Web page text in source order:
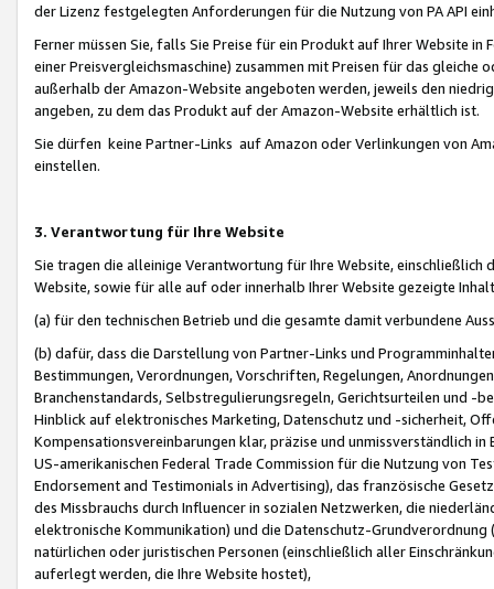
der Lizenz festgelegten Anforderungen für die Nutzung von PA API
Ferner müssen Sie, falls Sie Preise für ein Produkt auf Ihrer Website
einer Preisvergleichsmaschine) zusammen mit Preisen für das
außerhalb der Amazon-Website angeboten werden, jeweils den
angeben, zu dem das Produkt auf der Amazon-Website erhältlich ist.
Sie dürfen keine Partner-Links auf Amazon oder Verlinkungen von
einstellen.
3. Verantwortung für Ihre Website
Sie tragen die alleinige Verantwortung für Ihre Website,
Website, sowie für alle auf oder innerhalb Ihrer Website gezeigte
(a) für den technischen Betrieb und die gesamte damit verbundene
(b) dafür, dass die Darstellung von Partner-Links und
Bestimmungen, Verordnungen, Vorschriften, Regelungen,
Branchenstandards, Selbstregulierungsregeln, Gerichtsurteilen und -
Hinblick auf elektronisches Marketing, Datenschutz und -sicherheit,
Kompensationsvereinbarungen klar, präzise und unmissverständlich
US-amerikanischen Federal Trade Commission für die Nutzung von
Endorsement and Testimonials in Advertising), das französische
des Missbrauchs durch Influencer in sozialen Netzwerken, die
elektronische Kommunikation) und die Datenschutz-
natürlichen oder juristischen Personen (einschließlich aller
auferlegt werden, die Ihre Website hostet),